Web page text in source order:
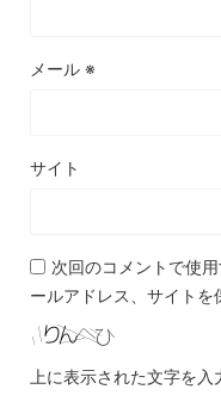
メール ※
サイト
次回のコメントで使
ールアドレス、サイトを
上に表示された文字を入